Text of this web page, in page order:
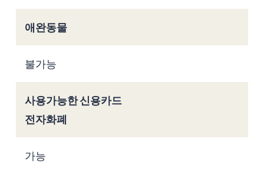
애완동물
불가능
사용가능한 신용카드
전자화폐
가능